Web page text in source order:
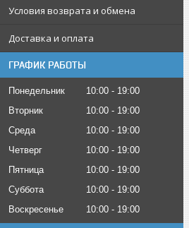
Условия возврата и обмена
Доставка и оплата
ГРАФИК РАБОТЫ
Понедельник 10:00
19:00
Вторник
10:00
19:00
Среда
10:00
19:00
Четверг
10:00
19:00
Пятница
10:00
19:00
Суббота
10:00
19:00
Воскресенье
10:00 19:00